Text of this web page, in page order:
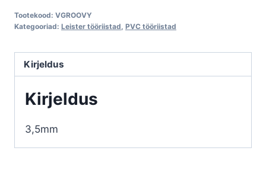
kogus
Tootekood: VGROOVY
Kategooriad: Leister tööriistad, PVC tööriistad
Kirjeldus
Kirjeldus
3,5mm